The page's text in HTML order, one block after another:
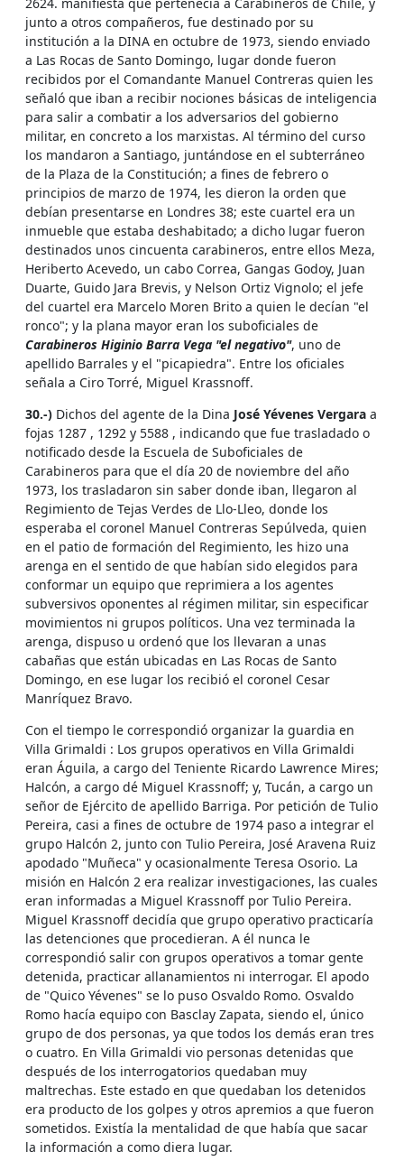
junto a otros compañeros, fue destinado por su
institución a la DINA en octubre de 1973, siendo enviado
a Las Rocas de Santo Domingo, lugar donde fueron
recibidos por el Comandante Manuel Contreras quien les
señaló que iban a recibir nociones básicas de inteligencia
para salir a combatir a los adversarios del gobierno
militar, en concreto a los marxistas. Al término del curso
los mandaron a Santiago, juntándose en el subterráneo
de la Plaza de la Constitución; a fines de febrero o
principios de marzo de 1974, les dieron la orden que
debían presentarse en Londres 38; este cuartel era un
inmueble que estaba deshabitado; a dicho lugar fueron
destinados unos cincuenta carabineros, entre ellos Meza,
Heriberto Acevedo, un cabo Correa, Gangas Godoy, Juan
Duarte, Guido Jara Brevis, y Nelson Ortiz Vignolo; el jefe
del cuartel era Marcelo Moren Brito a quien le decían "el
ronco"; y la plana mayor eran los suboficiales de
Carabineros Higinio Barra Vega "el negativo", uno de
apellido Barrales y el "picapiedra". Entre los oficiales
señala a Ciro Torré, Miguel Krassnoff.
30.-) Dichos del agente de la Dina José Yévenes Vergara a
fojas 1287 , 1292 y 5588 , indicando que fue trasladado o
notificado desde la Escuela de Suboficiales de
Carabineros para que el día 20 de noviembre del año
1973, los trasladaron sin saber donde iban, llegaron al
Regimiento de Tejas Verdes de Llo-Lleo, donde los
esperaba el coronel Manuel Contreras Sepúlveda, quien
en el patio de formación del Regimiento, les hizo una
arenga en el sentido de que habían sido elegidos para
conformar un equipo que reprimiera a los agentes
subversivos oponentes al régimen militar, sin especificar
movimientos ni grupos políticos. Una vez terminada la
arenga, dispuso u ordenó que los llevaran a unas
cabañas que están ubicadas en Las Rocas de Santo
Domingo, en ese lugar los recibió el coronel Cesar
Manríquez Bravo.
Con el tiempo le correspondió organizar la guardia en
Villa Grimaldi : Los grupos operativos en Villa Grimaldi
eran Águila, a cargo del Teniente Ricardo Lawrence Mires;
Halcón, a cargo dé Miguel Krassnoff; y, Tucán, a cargo un
señor de Ejército de apellido Barriga. Por petición de Tulio
Pereira, casi a fines de octubre de 1974 paso a integrar el
grupo Halcón 2, junto con Tulio Pereira, José Aravena Ruiz
apodado "Muñeca" y ocasionalmente Teresa Osorio. La
misión en Halcón 2 era realizar investigaciones, las cuales
eran informadas a Miguel Krassnoff por Tulio Pereira.
Miguel Krassnoff decidía que grupo operativo practicaría
las detenciones que procedieran. A él nunca le
correspondió salir con grupos operativos a tomar gente
detenida, practicar allanamientos ni interrogar. El apodo
de "Quico Yévenes" se lo puso Osvaldo Romo. Osvaldo
Romo hacía equipo con Basclay Zapata, siendo el, único
grupo de dos personas, ya que todos los demás eran tres
o cuatro. En Villa Grimaldi vio personas detenidas que
después de los interrogatorios quedaban muy
maltrechas. Este estado en que quedaban los detenidos
era producto de los golpes y otros apremios a que fueron
sometidos. Existía la mentalidad de que había que sacar
la información a como diera lugar.